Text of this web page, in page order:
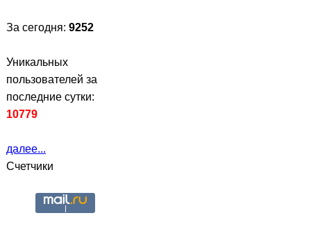
За сегодня: 9252
Уникальных
пользователей за
последние сутки:
10779
далее...
Счетчики